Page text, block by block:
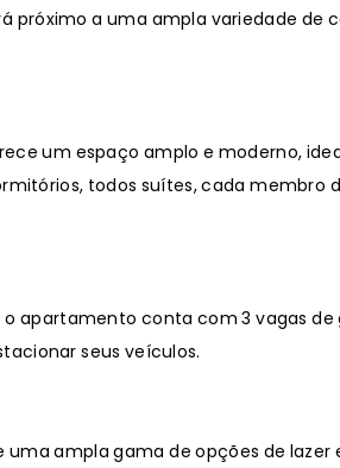
próximo a uma ampla variedade de
um espaço amplo e moderno,
todos suítes, cada membro
apartamento conta com 3 vagas
seus veículos.
ampla gama de opções de lazer